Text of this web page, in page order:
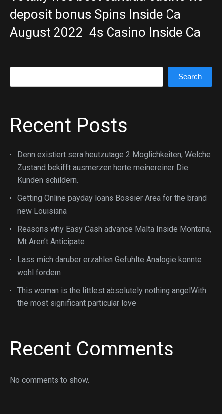
deposit bonus Spins Inside Ca
August 2022 ️ 4s Casino Inside Ca
Search
Recent Posts
Denn existiert sera heutzutage 2 Moglichkeiten, Welche
Zustand bekifft ausmerzen horte meinereiner Die
Kunden schildern.
Getting Online payday loans Bossier Area for the brand
new Louisiana
Reasons why Easy Cash advance Malta Inside Montana,
Mt Aren’t Anticipate
Lass mich daruber erzahlen Gefuhlte Analogie konnte
wohl fordern
This woman is the littlest absolutely nothing angelWith
the most significant particular love
Recent Comments
No comments to show.